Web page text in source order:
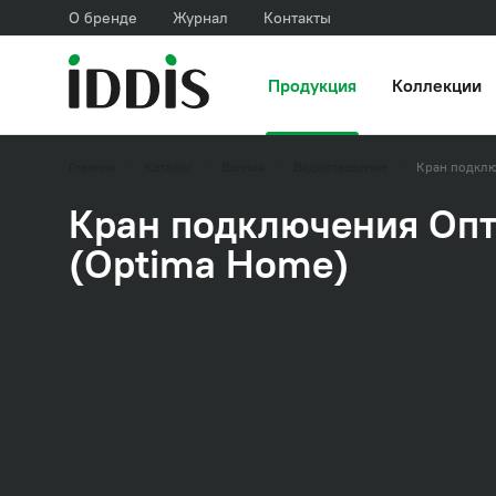
О бренде Журнал Контакты
Продукция Коллекции
Кран
Кран подключения
(Optima Home)